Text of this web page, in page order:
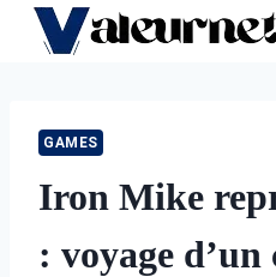
Skip
GAMES
Iron Mike
: voyage